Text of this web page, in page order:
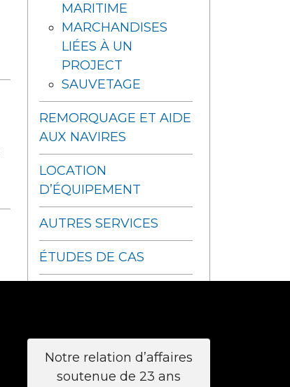
MARITIME
MARCHANDISES
LIÉES À UN
PROJECT
SAUVETAGE
REMORQUAGE ET AIDE
AUX NAVIRES
LOCATION
D’ÉQUIPEMENT
AUTRES SERVICES
ÉTUDES DE CAS
Notre relation d’affaires
soutenue de 23 ans